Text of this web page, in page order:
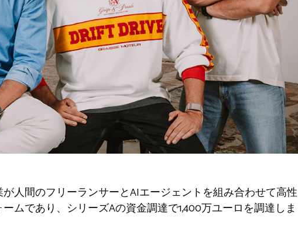
人間のフリーランサーとAIエージェントを組み合わせて高性
ムであり、シリーズAの資金調達で1,400万ユーロを調達しま